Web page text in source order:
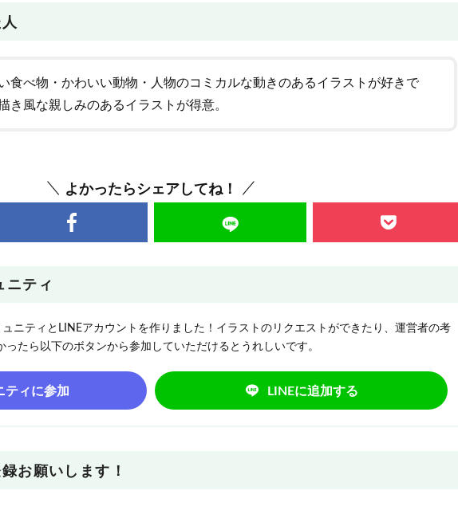
食べ物・かわいい動物・人物のコミカルな動きのあるイラストが好きで
き風な親しみのあるイラストが得意。
よかったらシェアしてね！
ニティ
ニティとLINEアカウントを作りました！イラストのリクエストができたり、運営者の考
ったら以下のボタンから参加していただけるとうれしいです。
ティに参加 LINEに追加する
お願いします！